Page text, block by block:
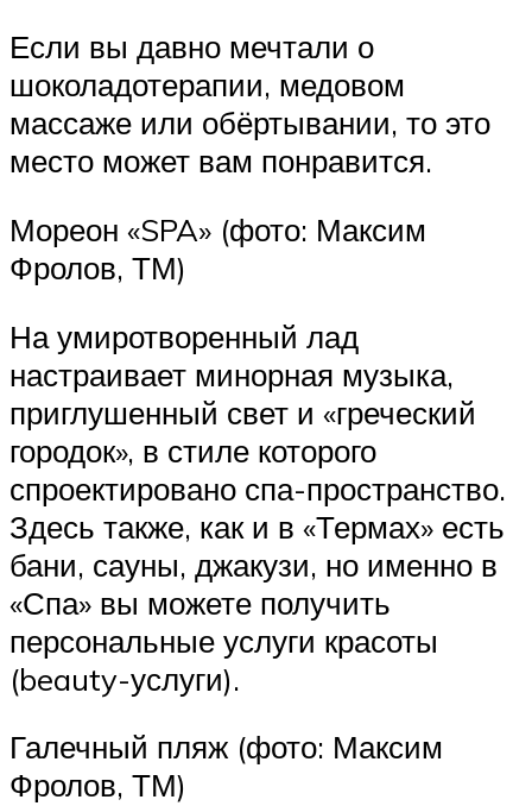
Если вы давно мечтали о
шоколадотерапии, медовом
массаже или обёртывании, то это
место может вам понравится.
Мореон «SPA» (фото: Максим
Фролов, ТМ)
На умиротворенный лад
настраивает минорная музыка,
приглушенный свет и «греческий
городок», в стиле которого
спроектировано спа-пространство.
Здесь также, как и в «Термах» есть
бани, сауны, джакузи, но именно в
«Спа» вы можете получить
персональные услуги красоты
(beauty-услуги).
Галечный пляж (фото: Максим
Фролов, ТМ)